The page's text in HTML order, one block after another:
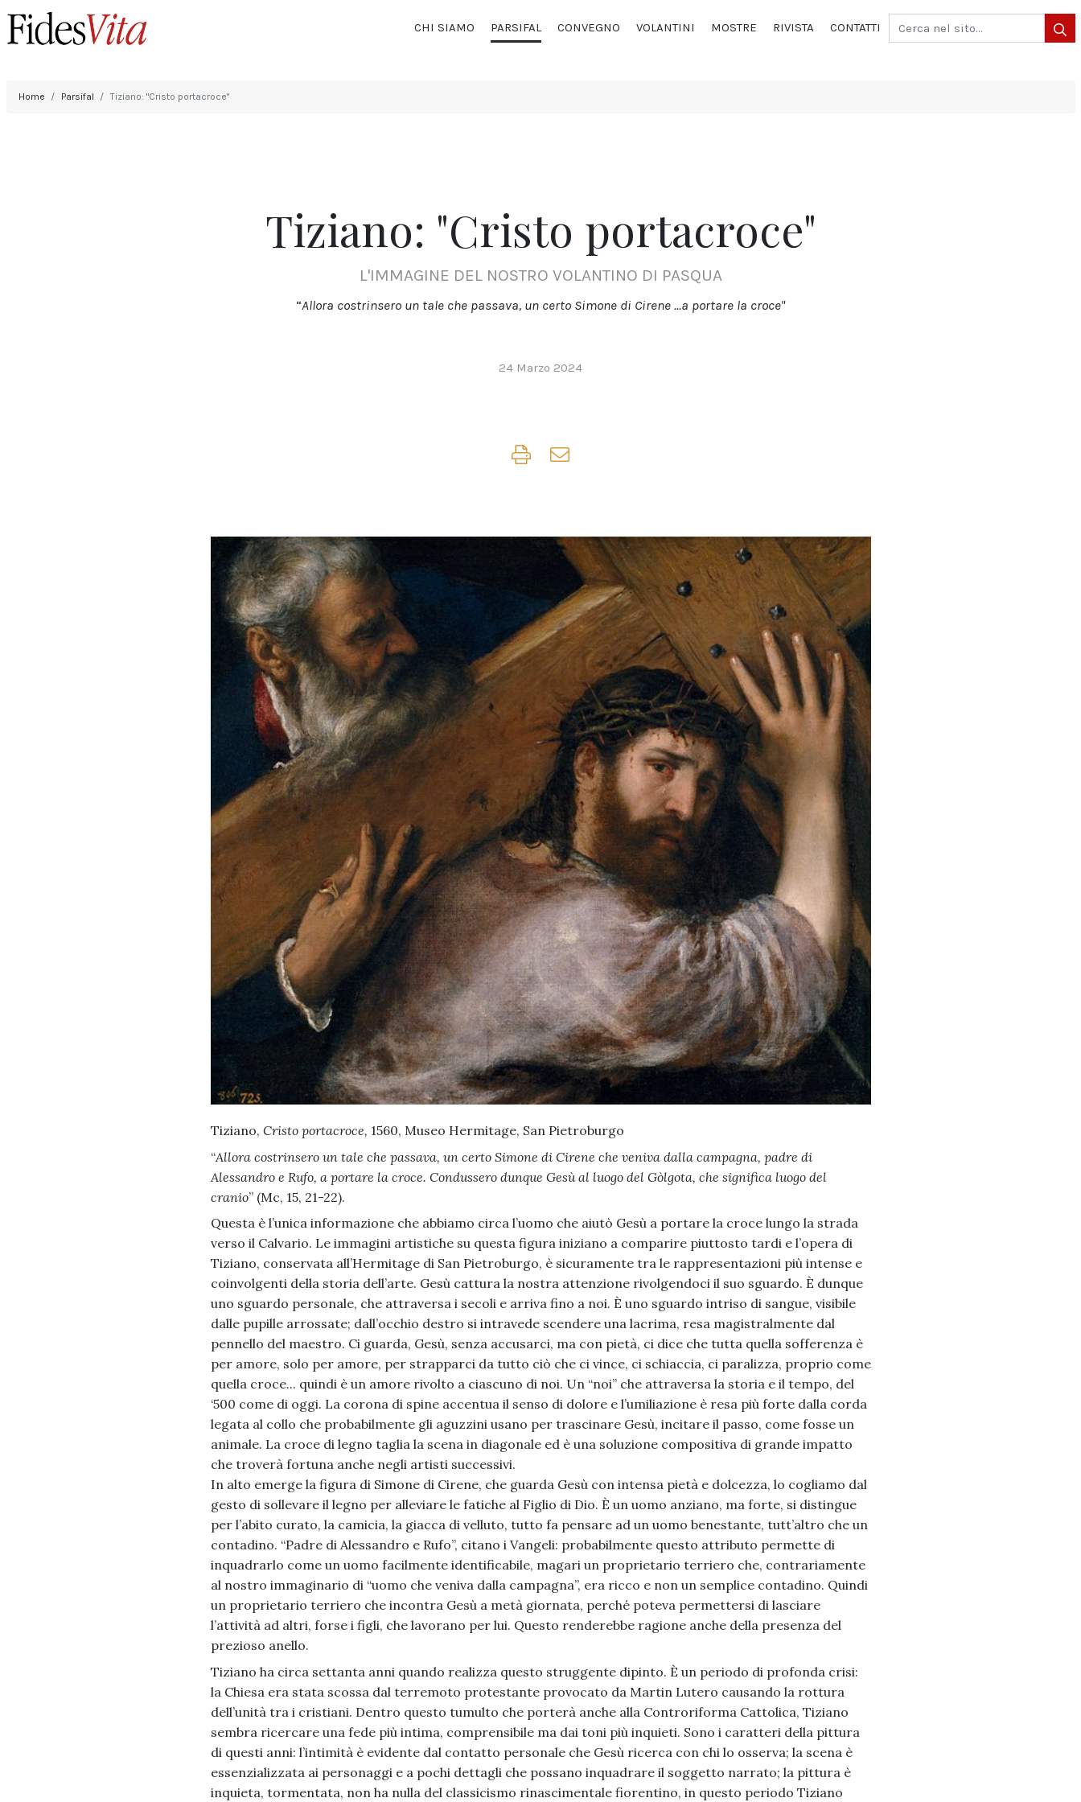
CHI SIAMO PARSIFAL CONVEGNO VOLANTINI MOSTRE RIVISTA CONTATTI
Home Parsifal Tiziano: "Cristo portacroce"
Tiziano: "Cristo portacroce"
L'IMMAGINE DEL NOSTRO VOLANTINO DI PASQUA
“Allora costrinsero un tale che passava, un certo Simone di Cirene ...a portare la croce"
24 Marzo 2024
Tiziano, Cristo portacroce, 1560, Museo Hermitage, San Pietroburgo
“Allora costrinsero un tale che passava, un certo Simone di Cirene che veniva dalla campagna, padre di
Alessandro e Rufo, a portare la croce. Condussero dunque Gesù al luogo del Gòlgota, che significa luogo del
cranio” (Mc, 15, 21-22).
Questa è l’unica informazione che abbiamo circa l’uomo che aiutò Gesù a portare la croce lungo la strada
verso il Calvario. Le immagini artistiche su questa figura iniziano a comparire piuttosto tardi e l’opera di
Tiziano, conservata all’Hermitage di San Pietroburgo, è sicuramente tra le rappresentazioni più intense e
coinvolgenti della storia dell’arte. Gesù cattura la nostra attenzione rivolgendoci il suo sguardo. È dunque
uno sguardo personale, che attraversa i secoli e arriva fino a noi. È uno sguardo intriso di sangue, visibile
dalle pupille arrossate; dall’occhio destro si intravede scendere una lacrima, resa magistralmente dal
pennello del maestro. Ci guarda, Gesù, senza accusarci, ma con pietà, ci dice che tutta quella sofferenza è
per amore, solo per amore, per strapparci da tutto ciò che ci vince, ci schiaccia, ci paralizza, proprio come
quella croce... quindi è un amore rivolto a ciascuno di noi. Un “noi” che attraversa la storia e il tempo, del
‘500 come di oggi. La corona di spine accentua il senso di dolore e l’umiliazione è resa più forte dalla corda
legata al collo che probabilmente gli aguzzini usano per trascinare Gesù, incitare il passo, come fosse un
animale. La croce di legno taglia la scena in diagonale ed è una soluzione compositiva di grande impatto
che troverà fortuna anche negli artisti successivi.
In alto emerge la figura di Simone di Cirene, che guarda Gesù con intensa pietà e dolcezza, lo cogliamo dal
gesto di sollevare il legno per alleviare le fatiche al Figlio di Dio. È un uomo anziano, ma forte, si distingue
per l’abito curato, la camicia, la giacca di velluto, tutto fa pensare ad un uomo benestante, tutt’altro che un
contadino. “Padre di Alessandro e Rufo”, citano i Vangeli: probabilmente questo attributo permette di
inquadrarlo come un uomo facilmente identificabile, magari un proprietario terriero che, contrariamente
al nostro immaginario di “uomo che veniva dalla campagna”, era ricco e non un semplice contadino. Quindi
un proprietario terriero che incontra Gesù a metà giornata, perché poteva permettersi di lasciare
l’attività ad altri, forse i figli, che lavorano per lui. Questo renderebbe ragione anche della presenza del
prezioso anello.
Tiziano ha circa settanta anni quando realizza questo struggente dipinto. È un periodo di profonda crisi:
la Chiesa era stata scossa dal terremoto protestante provocato da Martin Lutero causando la rottura
dell’unità tra i cristiani. Dentro questo tumulto che porterà anche alla Controriforma Cattolica, Tiziano
sembra ricercare una fede più intima, comprensibile ma dai toni più inquieti. Sono i caratteri della pittura
di questi anni: l’intimità è evidente dal contatto personale che Gesù ricerca con chi lo osserva; la scena è
essenzializzata ai personaggi e a pochi dettagli che possano inquadrare il soggetto narrato; la pittura è
inquieta, tormentata, non ha nulla del classicismo rinascimentale fiorentino, in questo periodo Tiziano